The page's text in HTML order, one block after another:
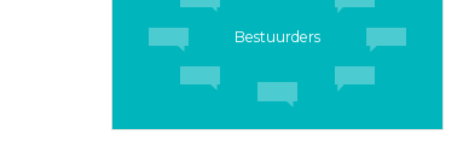
Bestuurders